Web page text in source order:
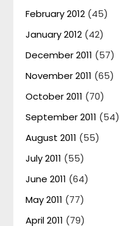
February 2012 (45)
January 2012 (42)
December 2011 (57)
November 2011 (65)
October 2011 (70)
September 2011 (54)
August 2011 (55)
July 2011 (55)
June 2011 (64)
May 2011 (77)
April 2011 (79)